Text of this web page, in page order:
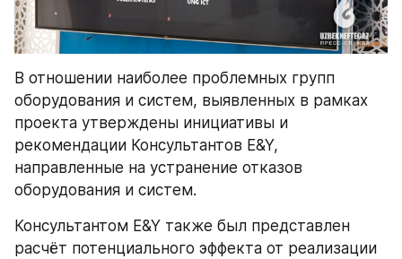
В отношении наиболее проблемных групп
оборудования и систем, выявленных в рамках
проекта утверждены инициативы и
рекомендации Консультантов E&Y,
направленные на устранение отказов
оборудования и систем.
Консультантом E&Y также был представлен
расчёт потенциального эффекта от реализации